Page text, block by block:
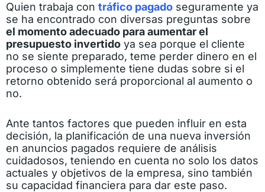
Quien trabaja con tráfico pagado seguramente ya
se ha encontrado con diversas preguntas sobre
el momento adecuado para aumentar el
presupuesto invertido ya sea porque el cliente
no se siente preparado, teme perder dinero en el
proceso o simplemente tiene dudas sobre si el
retorno obtenido será proporcional al aumento o
no.
Ante tantos factores que pueden influir en esta
decisión, la planificación de una nueva inversión
en anuncios pagados requiere de análisis
cuidadosos, teniendo en cuenta no solo los datos
actuales y objetivos de la empresa, sino también
su capacidad financiera para dar este paso.